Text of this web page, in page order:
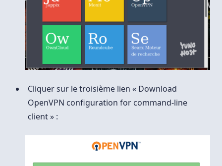
Cliquer sur le troisième lien « Download
OpenVPN configuration for command-line
client » :